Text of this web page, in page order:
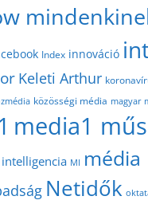
Index innováció
Keleti Arthur
közösségi média magyar
media1
MI média
Netidők